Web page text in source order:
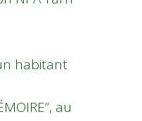
habitant
au